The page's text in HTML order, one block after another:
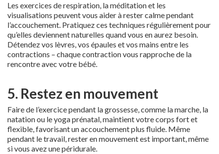
Les exercices de respiration, la méditation et les
visualisations peuvent vous aider à rester calme pendant
l’accouchement. Pratiquez ces techniques régulièrement pour
qu’elles deviennent naturelles quand vous en aurez besoin.
Détendez vos lèvres, vos épaules et vos mains entre les
contractions – chaque contraction vous rapproche de la
rencontre avec votre bébé.
5. Restez en mouvement
Faire de l’exercice pendant la grossesse, comme la marche, la
natation ou le yoga prénatal, maintient votre corps fort et
flexible, favorisant un accouchement plus fluide. Même
pendant le travail, rester en mouvement est important, même
si vous avez une péridurale.